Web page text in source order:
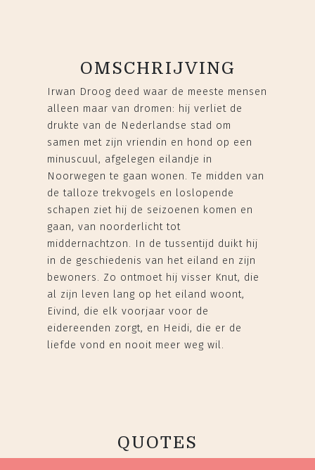
OMSCHRIJVING
Irwan Droog deed waar de meeste mensen
alleen maar van dromen: hij verliet de
drukte van de Nederlandse stad om
samen met zijn vriendin en hond op een
minuscuul, afgelegen eilandje in
Noorwegen te gaan wonen. Te midden van
de talloze trekvogels en loslopende
schapen ziet hij de seizoenen komen en
gaan, van noorderlicht tot
middernachtzon. In de tussentijd duikt hij
in de geschiedenis van het eiland en zijn
bewoners. Zo ontmoet hij visser Knut, die
al zijn leven lang op het eiland woont,
Eivind, die elk voorjaar voor de
eidereenden zorgt, en Heidi, die er de
liefde vond en nooit meer weg wil.
QUOTES